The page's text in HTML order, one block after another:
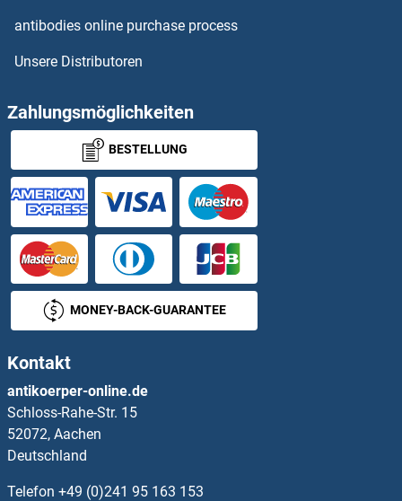
ACOT8 ELISA Kits
ACP1 ELISA Kits
ACP2 ELISA Kits
ACP5 ELISA Kits
ACP6 ELISA Kits
ACPP ELISA Kits
ACRBP ELISA Kits
Acrosin ELISA Kits
ACRV1 ELISA Kits
ACSM3 ELISA Kits
ACSM4 ELISA Kits
antibodies online purchase process
Unsere Distributoren
Zahlungsmöglichkeiten
BESTELLUNG
MONEY-BACK-GUARANTEE
Kontakt
antikoerper-online.de
Schloss-Rahe-Str. 15
52072, Aachen
Deutschland
Telefon +49 (0)241 95 163 153